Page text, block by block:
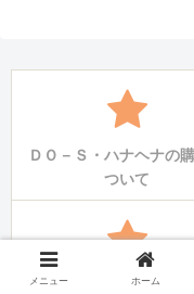
ＤＯ－Ｓ・ハナヘナの
ついて
全国のDO-S正規販売の
メニュー ホーム